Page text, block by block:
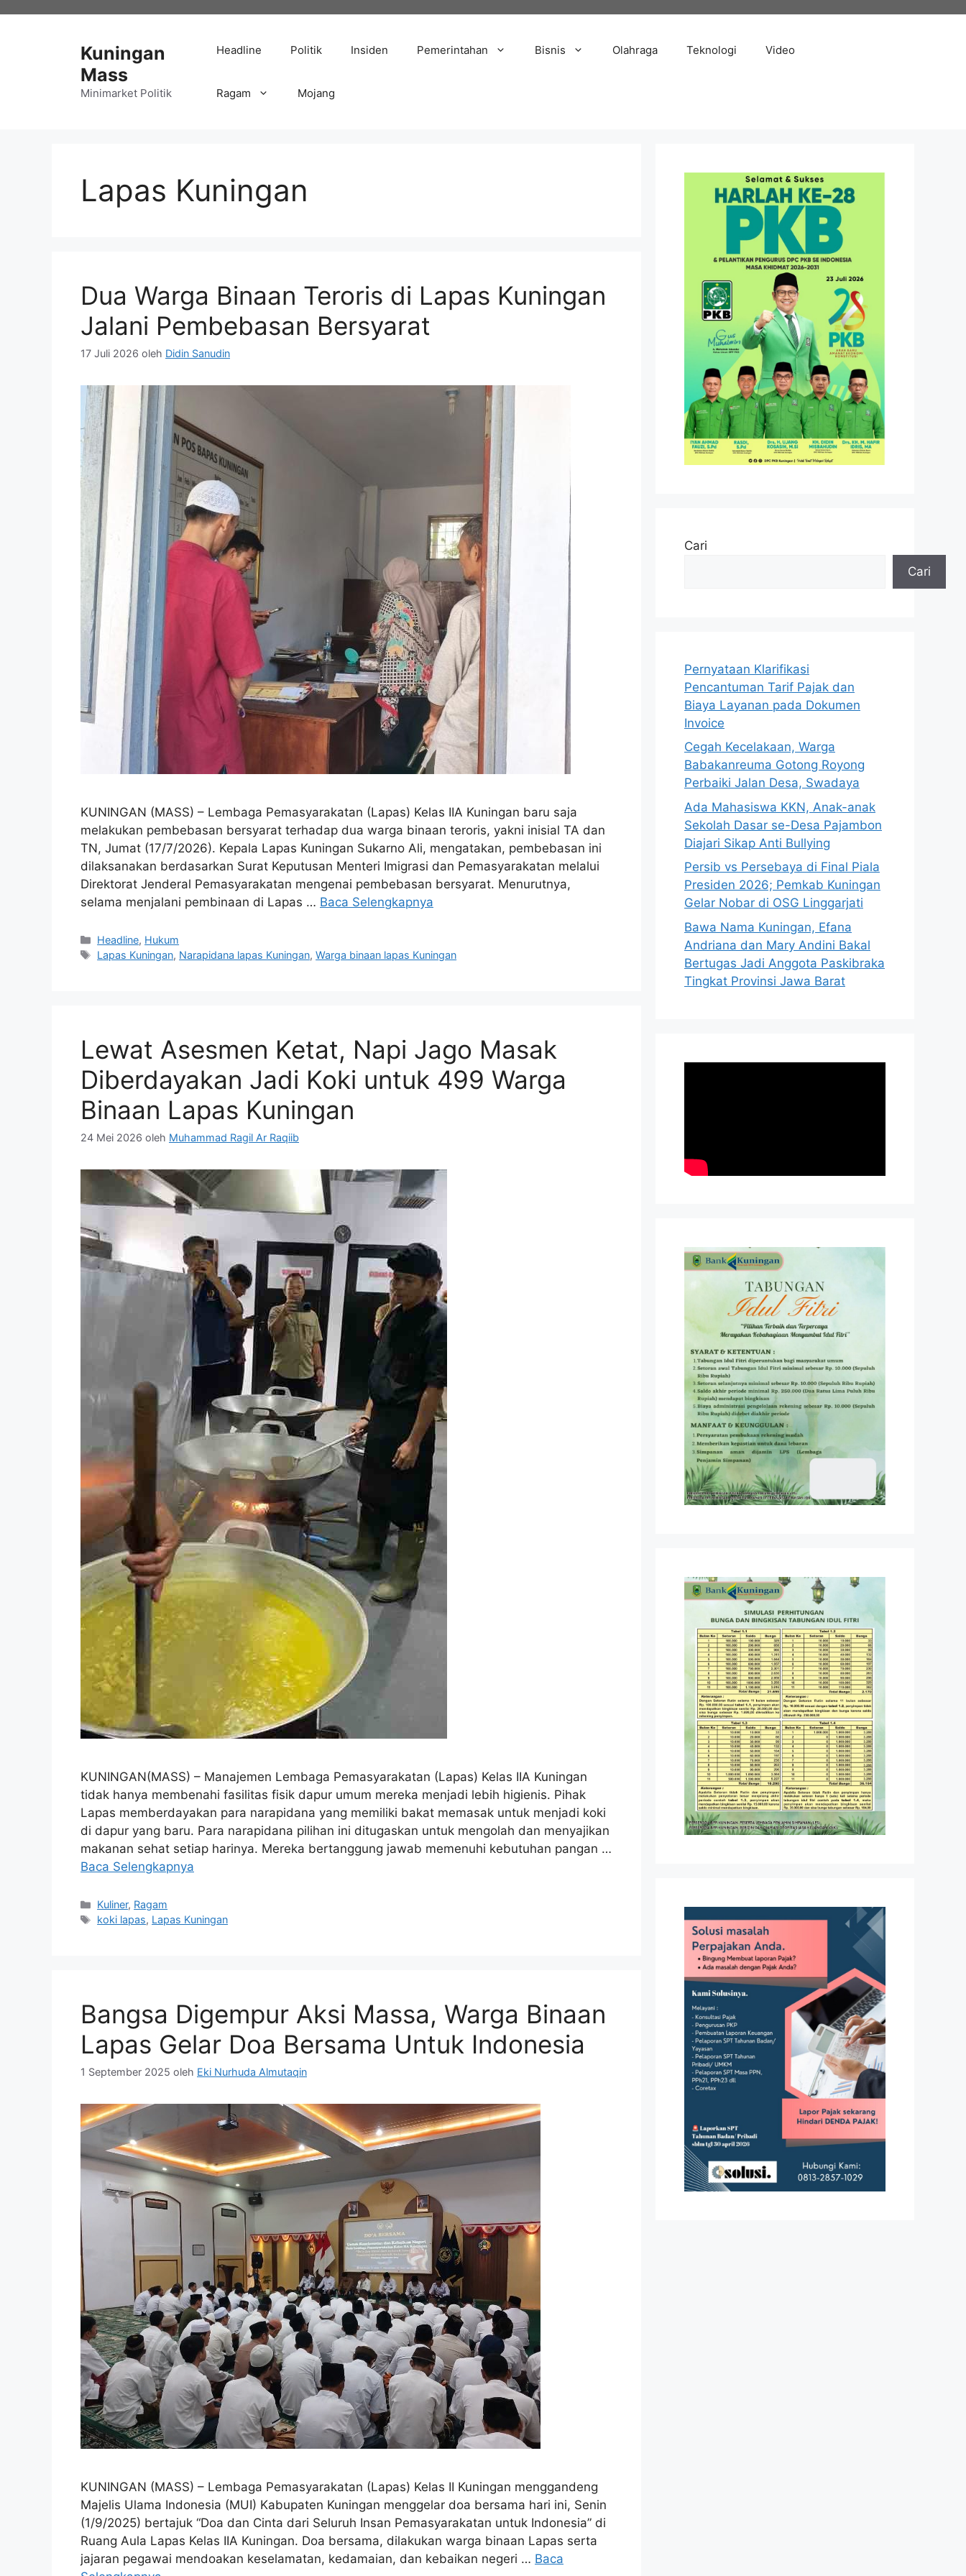
Kuningan
Mass
Minimarket Politik
Headline Politik Insiden Pemerintahan Bisnis Olahraga Teknologi Video
Ragam Mojang
Lapas Kuningan
Dua Warga Binaan Teroris di Lapas Kuningan
Jalani Pembebasan Bersyarat
17 Juli 2026 oleh Didin Sanudin
KUNINGAN (MASS) – Lembaga Pemasyarakatan (Lapas) Kelas IIA Kuningan baru saja
melakukan pembebasan bersyarat terhadap dua warga binaan teroris, yakni inisial TA dan
TN, Jumat (17/7/2026). Kepala Lapas Kuningan Sukarno Ali, mengatakan, pembebasan ini
dilaksanakan berdasarkan Surat Keputusan Menteri Imigrasi dan Pemasyarakatan melalui
Direktorat Jenderal Pemasyarakatan mengenai pembebasan bersyarat. Menurutnya,
selama menjalani pembinaan di Lapas … Baca Selengkapnya
Kategori
Headline, Hukum
Tag
Lapas Kuningan, Narapidana lapas Kuningan,Warga binaan lapas Kuningan
Lewat Asesmen Ketat, Napi Jago Masak
Diberdayakan Jadi Koki untuk 499 Warga
Binaan Lapas Kuningan
24 Mei 2026 oleh Muhammad Ragil Ar Raqiib
KUNINGAN(MASS) – Manajemen Lembaga Pemasyarakatan (Lapas) Kelas IIA Kuningan
tidak hanya membenahi fasilitas fisik dapur umum mereka menjadi lebih higienis. Pihak
Lapas memberdayakan para narapidana yang memiliki bakat memasak untuk menjadi koki
di dapur yang baru. Para narapidana pilihan ini ditugaskan untuk mengolah dan menyajikan
makanan sehat setiap harinya. Mereka bertanggung jawab memenuhi kebutuhan pangan …
Baca Selengkapnya
Kategori
Kuliner, Ragam
Tag
koki lapas, Lapas Kuningan
Bangsa Digempur Aksi Massa, Warga Binaan
Lapas Gelar Doa Bersama Untuk Indonesia
1 September 2025 oleh Eki Nurhuda Almutaqin
KUNINGAN (MASS) – Lembaga Pemasyarakatan (Lapas) Kelas II Kuningan menggandeng
Majelis Ulama Indonesia (MUI) Kabupaten Kuningan menggelar doa bersama hari ini, Senin
(1/9/2025) bertajuk “Doa dan Cinta dari Seluruh Insan Pemasyarakatan untuk Indonesia” di
Ruang Aula Lapas Kelas IIA Kuningan. Doa bersama, dilakukan warga binaan Lapas serta
jajaran pegawai mendoakan keselamatan, kedamaian, dan kebaikan negeri … Baca
Cari
Cari
Pernyataan Klarifikasi
Pencantuman Tarif Pajak dan
Biaya Layanan pada Dokumen
Invoice
Cegah Kecelakaan, Warga
Babakanreuma Gotong Royong
Perbaiki Jalan Desa, Swadaya
Ada Mahasiswa KKN, Anak-anak
Sekolah Dasar se-Desa Pajambon
Diajari Sikap Anti Bullying
Persib vs Persebaya di Final Piala
Presiden 2026; Pemkab Kuningan
Gelar Nobar di OSG Linggarjati
Bawa Nama Kuningan, Efana
Andriana dan Mary Andini Bakal
Bertugas Jadi Anggota Paskibraka
Tingkat Provinsi Jawa Barat